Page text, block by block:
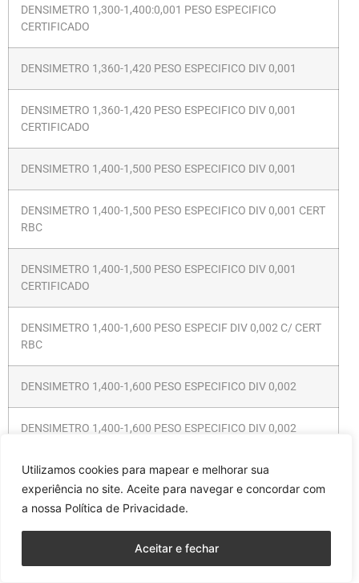
Utilizamos cookies para mapear e melhorar sua
experiência no site. Aceite para navegar e concordar com
a nossa Política de Privacidade.
Aceitar e fechar
DENSIMETRO 1,300-1,400:0,001 PESO ESPECIFICO
CERTIFICADO
DENSIMETRO 1,360-1,420 PESO ESPECIFICO DIV 0,001
DENSIMETRO 1,360-1,420 PESO ESPECIFICO DIV 0,001
CERTIFICADO
DENSIMETRO 1,400-1,500 PESO ESPECIFICO DIV 0,001
DENSIMETRO 1,400-1,500 PESO ESPECIFICO DIV 0,001 CERT
RBC
DENSIMETRO 1,400-1,500 PESO ESPECIFICO DIV 0,001
CERTIFICADO
DENSIMETRO 1,400-1,600 PESO ESPECIF DIV 0,002 C/ CERT
RBC
DENSIMETRO 1,400-1,600 PESO ESPECIFICO DIV 0,002
DENSIMETRO 1,400-1,600 PESO ESPECIFICO DIV 0,002
DENSIMETRO 1,420-1,480 PESO ESPECIFICO DIV 0,001
DENSIMETRO 1,420-1,480 PESO ESPECIFICO DIV 0,001